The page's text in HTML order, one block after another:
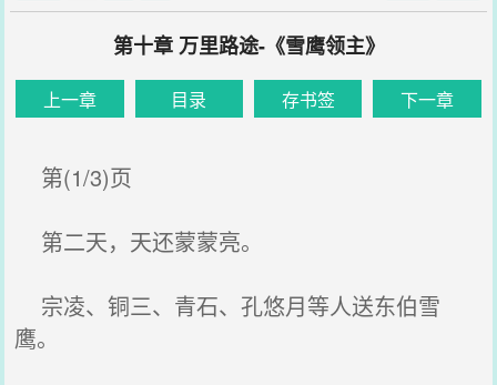
第十章 万里路途-《雪鹰领主》
上一章 目录 存书签 下一章
第(1/3)页
第二天，天还蒙蒙亮。
宗凌、铜三、青石、孔悠月等人送东伯雪
鹰。